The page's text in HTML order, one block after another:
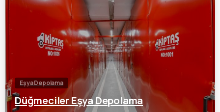
Eşya Depolama
Düğmeciler Eşya Depolama